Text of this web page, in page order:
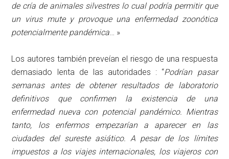
de cría de animales silvestres lo cual podría permitir que
un virus mute y provoque una enfermedad zoonótica
potencialmente pandémica… »
Los autores también preveían el riesgo de una respuesta
demasiado lenta de las autoridades : “Podrían pasar
semanas antes de obtener resultados de laboratorio
definitivos que confirmen la existencia de una
enfermedad nueva con potencial pandémico. Mientras
tanto, los enfermos empezarían a aparecer en las
ciudadesdel sureste asiático. A pesar de los límites
impuestos a los viajes internacionales, los viajeros con